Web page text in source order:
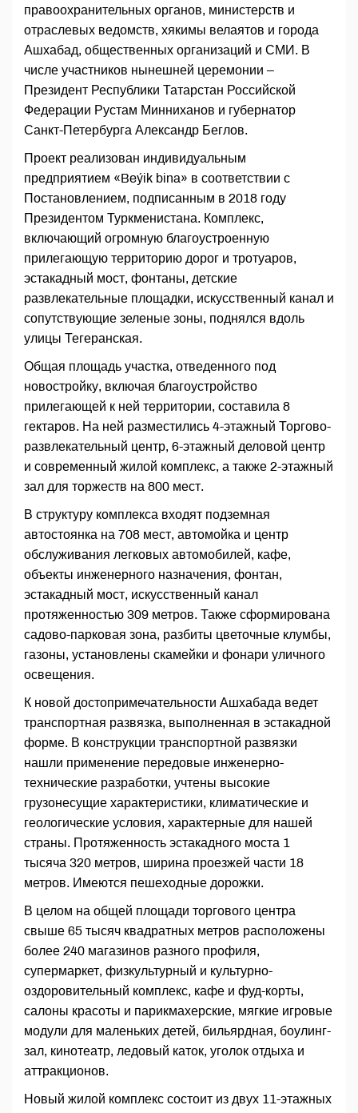
правоохранительных органов, министерств и
отраслевых ведомств, хякимы велаятов и города
Ашхабад, общественных организаций и СМИ. В
числе участников нынешней церемонии –
Президент Республики Татарстан Российской
Федерации Рустам Минниханов и губернатор
Санкт-Петербурга Александр Беглов.
Проект реализован индивидуальным
предприятием «Beýik bina» в соответствии с
Постановлением, подписанным в 2018 году
Президентом Туркменистана. Комплекс,
включающий огромную благоустроенную
прилегающую территорию дорог и тротуаров,
эстакадный мост, фонтаны, детские
развлекательные площадки, искусственный канал и
сопутствующие зеленые зоны, поднялся вдоль
улицы Тегеранская.
Общая площадь участка, отведенного под
новостройку, включая благоустройство
прилегающей к ней территории, составила 8
гектаров. На ней разместились 4-этажный Торгово-
развлекательный центр, 6-этажный деловой центр
и современный жилой комплекс, а также 2-этажный
зал для торжеств на 800 мест.
В структуру комплекса входят подземная
автостоянка на 708 мест, автомойка и центр
обслуживания легковых автомобилей, кафе,
объекты инженерного назначения, фонтан,
эстакадный мост, искусственный канал
протяженностью 309 метров. Также сформирована
садово-парковая зона, разбиты цветочные клумбы,
газоны, установлены скамейки и фонари уличного
освещения.
К новой достопримечательности Ашхабада ведет
транспортная развязка, выполненная в эстакадной
форме. В конструкции транспортной развязки
нашли применение передовые инженерно-
технические разработки, учтены высокие
грузонесущие характеристики, климатические и
геологические условия, характерные для нашей
страны. Протяженность эстакадного моста 1
тысяча 320 метров, ширина проезжей части 18
метров. Имеются пешеходные дорожки.
В целом на общей площади торгового центра
свыше 65 тысяч квадратных метров расположены
более 240 магазинов разного профиля,
супермаркет, физкультурный и культурно-
оздоровительный комплекс, кафе и фуд-корты,
салоны красоты и парикмахерские, мягкие игровые
модули для маленьких детей, бильярдная, боулинг-
зал, кинотеатр, ледовый каток, уголок отдыха и
аттракционов.
Новый жилой комплекс состоит из двух 11-этажных